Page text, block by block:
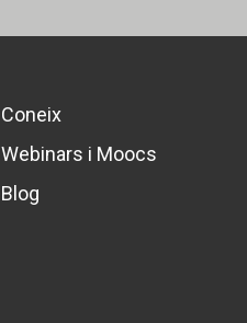
Coneix
Webinars i Moocs
Blog